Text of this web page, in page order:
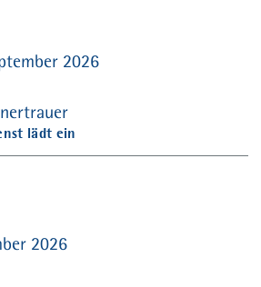
2026
lädt ein
2026